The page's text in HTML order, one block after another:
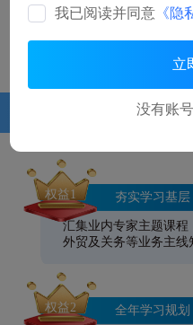
服务及解决方案
离/在岸结汇优惠政策
三大核心学习权益 六
夯实学习基层
权益1
汇集业内专家主题课程
外贸及关务等业务主线
全年学习规划
权益2
我已阅读并同意 《隐
立
没有账